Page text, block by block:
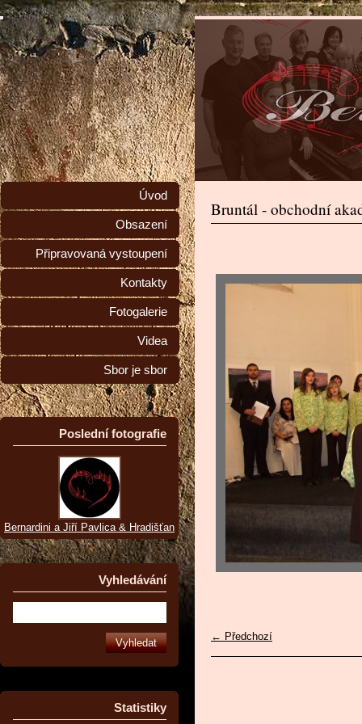
Bruntál - obchodní
← Předchozí
Úvod
Obsazení
Připravovaná vystoupení
Kontakty
Fotogalerie
Videa
Sbor je sbor
Poslední fotografie
Bernardini a Jiří Pavlica & Hradišťan
Vyhledávání
Statistiky